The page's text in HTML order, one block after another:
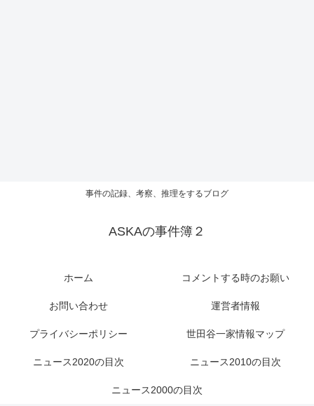
事件の記録、考察、推理をするブログ
ASKAの事件簿２
ホーム コメントする時のお願い
お問い合わせ 運営者情報
プライバシーポリシー 世田谷一家情報マップ
ニュース2020の目次 ニュース2010の目次
ニュース2000の目次